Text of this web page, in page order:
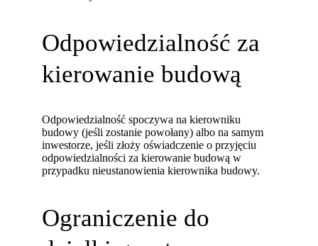
Odpowiedzialność za
kierowanie budową
Odpowiedzialność spoczywa na kierowniku
budowy (jeśli zostanie powołany) albo na samym
inwestorze, jeśli złoży oświadczenie o przyjęciu
odpowiedzialności za kierowanie budową w
przypadku nieustanowienia kierownika budowy.
Ograniczenie do